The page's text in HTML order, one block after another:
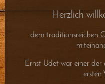
Herzlich
dem traditionsreichen
Ernst Udet war einer der
ersten